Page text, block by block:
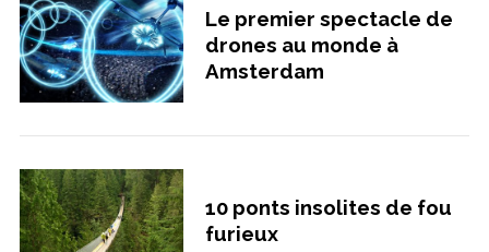
Le premier spectacle de
drones au monde à
Amsterdam
10 ponts insolites de fou
furieux